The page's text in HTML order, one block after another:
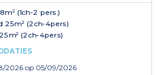
(1ch-2 pers.)
25m² (2ch-4pers)
(2ch-4pers)
2026 op 05/09/2026